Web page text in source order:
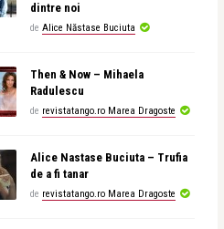
dintre noi
de Alice Năstase Buciuta
Then & Now – Mihaela
Radulescu
de revistatango.ro Marea Dragoste
Alice Nastase Buciuta – Trufia
de a fi tanar
de revistatango.ro Marea Dragoste